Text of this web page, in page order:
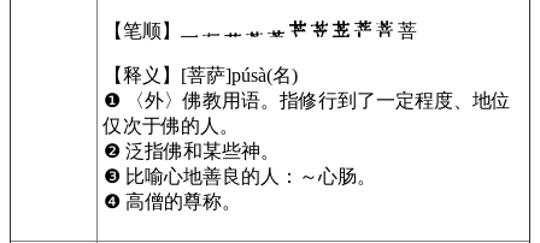
【笔顺】 菩
【释义】[菩萨]púsà(名)
❶ 〈外〉佛教用语。指修行到了一定程度、地位
仅次于佛的人。
❷ 泛指佛和某些神。
❸ 比喻心地善良的人：～心肠。
❹ 高僧的尊称。